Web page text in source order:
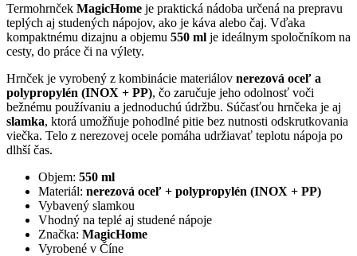
Termohrnček MagicHome je praktická nádoba určená na prepravu
teplých aj studených nápojov, ako je káva alebo čaj. Vďaka
kompaktnému dizajnu a objemu 550 ml je ideálnym spoločníkom na
cesty, do práce či na výlety.
Hrnček je vyrobený z kombinácie materiálov nerezová oceľ a
polypropylén (INOX + PP), čo zaručuje jeho odolnosť voči
bežnému používaniu a jednoduchú údržbu. Súčasťou hrnčeka je aj
slamka, ktorá umožňuje pohodlné pitie bez nutnosti odskrutkovania
viečka. Telo z nerezovej ocele pomáha udržiavať teplotu nápoja po
dlhší čas.
Objem: 550 ml
Materiál: nerezová oceľ + polypropylén (INOX + PP)
Vybavený slamkou
Vhodný na teplé aj studené nápoje
Značka: MagicHome
Vyrobené v Číne